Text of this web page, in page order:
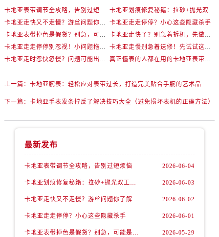
卡地亚表带调节全攻略，告别过短烦恼
卡地亚划痕修复秘籍：拉砂+抛光双工艺还原如新
卡地亚走快又不走慢？游丝问题你了解多少？
卡地亚走走停停？小心这些隐藏杀手
卡地亚表带掉色是假货？别急，可能是这些日常习惯惹的祸
卡地亚走快了？别急着拆机，先做这一步
卡地亚走走停停别忽视！小问题拖成大修很烧钱
卡地亚走慢别急着送修！先试试这些方法
卡地亚走时忽快忽慢？问题可能出在你睡觉时！
真正懂表的人都在用的卡地亚表带调节技巧
上一篇： 卡地亚腕表：轻松应对表带过长，打造完美贴合手腕的艺术品
下一篇： 卡地亚手表发条拧反了解决技巧大全（避免损坏表机的正确方法）
最新发布
卡地亚表带调节全攻略，告别过短烦恼 2026-06-04
卡地亚划痕修复秘籍：拉砂+抛光双工艺还原如新 2026-06-03
卡地亚走快又不走慢？游丝问题你了解多少？ 2026-06-02
卡地亚走走停停？小心这些隐藏杀手 2026-06-01
卡地亚表带掉色是假货？别急，可能是这些日常习惯惹的祸 2026-05-29